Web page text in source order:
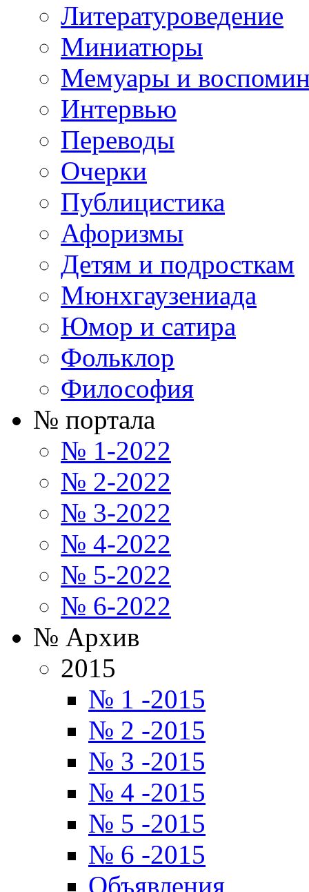
Литературоведение
Миниатюры
Мемуары и
Интервью
Переводы
Очерки
Публицистика
Афоризмы
Детям и подросткам
Мюнхгаузениада
Юмор и сатира
Фольклор
Философия
№ портала
№ 1-2022
№ 2-2022
№ 3-2022
№ 4-2022
№ 5-2022
№ 6-2022
№ Архив
2015
№ 1 -2015
№ 2 -2015
№ 3 -2015
№ 4 -2015
№ 5 -2015
№ 6 -2015
Объявления